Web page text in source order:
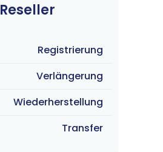
Reseller
Registrierung
Verlängerung
Wiederherstellung
Transfer